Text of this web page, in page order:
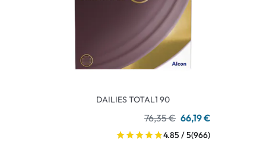
DAILIES TOTAL1 90
76,35 € 66,19 €
4.85 / 5(966)